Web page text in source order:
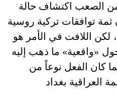
من الصعب اكتشاف حالة
ثمة توافقات تركية روسية
اللافت في الأمر هو
«واقعية» ما ذهب إليه
كان الفعل نوعاً من